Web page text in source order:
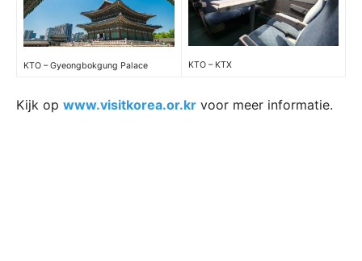
KTO – Gyeongbokgung Palace KTO – KTX
Kijk op www.visitkorea.or.kr voor meer informatie.